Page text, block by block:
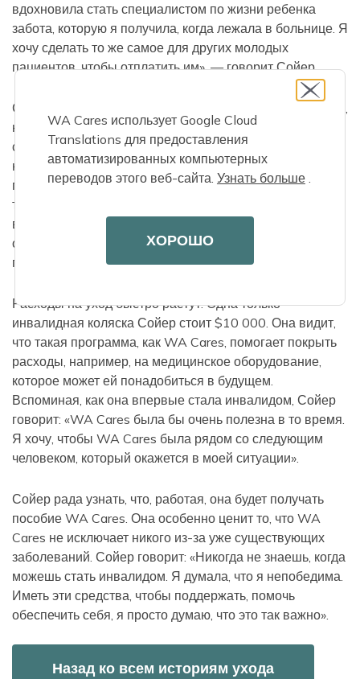
вдохновила стать специалистом по жизни ребенка
забота, которую я получила, когда лежала в больнице. Я
хочу сделать то же самое для других молодых
пациентов, чтобы отплатить им», — говорит Сойер.
Сойер стремится к достижению своих карьерных целей,
но знает, что получение работы своей мечты будет
стоить дорого. В настоящее время Сойер имеет право
на финансовую поддержку через Medicaid, чтобы
помочь компенсировать стоимость ее ухода, но как
только она начнет работать полный рабочий день в
выбранной карьере, доход Сойер будет означать, что
она больше не будет иметь права на Medicaid и ей
придется платить за уход из своего кармана.
Расходы на уход быстро растут. Одна только
инвалидная коляска Сойер стоит $10 000. Она видит,
что такая программа, как WA Cares, помогает покрыть
расходы, например, на медицинское оборудование,
которое может ей понадобиться в будущем.
Вспоминая, как она впервые стала инвалидом, Сойер
говорит: «WA Cares была бы очень полезна в то время.
Я хочу, чтобы WA Cares была рядом со следующим
человеком, который окажется в моей ситуации».
Сойер рада узнать, что, работая, она будет получать
пособие WA Cares. Она особенно ценит то, что WA
Cares не исключает никого из-за уже существующих
заболеваний. Сойер говорит: «Никогда не знаешь, когда
можешь стать инвалидом. Я думала, что я непобедима.
Иметь эти средства, чтобы поддержать, помочь
обеспечить себя, я просто думаю, что это так важно».
Назад ко всем историям ухода
WA Cares использует Google Cloud
Translations для предоставления
автоматизированных компьютерных
переводов этого веб-сайта. Узнать больше.
ХОРОШО